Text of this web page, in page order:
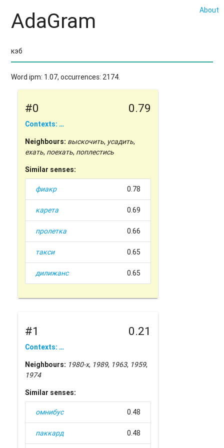
About
AdaGram
Word ipm: 1.07, occurrences: 2174.
#0 0.79
Contexts: …
Neighbours: выскочить, усадить,
ехать, поехать, поплестись
Similar senses:
фиакр 0.78
карета 0.69
пролетка 0.66
такси 0.65
дилижанс 0.65
#1 0.21
Contexts: …
Neighbours: 1980-х, 1989, 1963, 1959,
1974
Similar senses:
омнибус 0.48
паккард 0.48